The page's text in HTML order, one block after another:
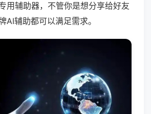
用辅助器，不管你是想分享给好友
AI辅助都可以满足需求。